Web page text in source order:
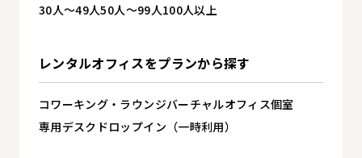
30人～49人50人～99人100人以上
レンタルオフィスをプランから探す
コワーキング・ラウンジバーチャルオフィス個室
専用デスク ドロップイン（一時利用）